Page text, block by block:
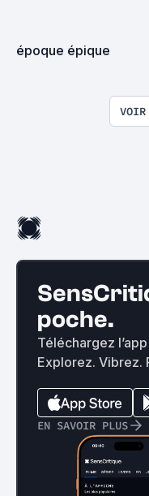
époque épique
poche.
Téléchargez
Explorez. Vibrez.
EN SAVOIR PLUS